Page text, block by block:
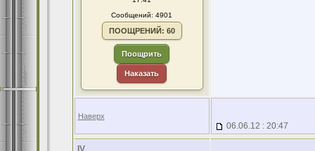
Сообщений: 4901
ПООЩРЕНИЙ: 60
Поощрить
Наказать
Наверх
06.06.12 : 20:47
IV